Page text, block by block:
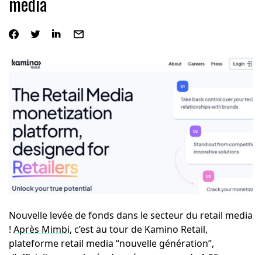
Nouvelle levée de fonds dans le secteur du retail media
! Après Mimbi, c’est au tour de Kamino Retail,
plateforme retail media “nouvelle génération”,